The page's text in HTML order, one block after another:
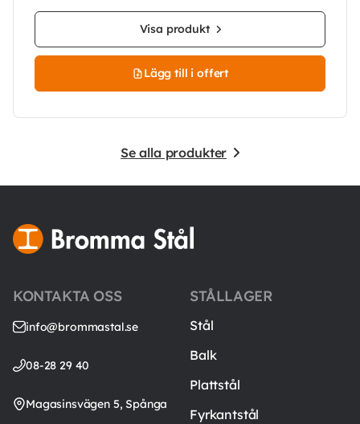
Visa produkt
Lägg till i offert
Se alla produkter
KONTAKTA OSS
info@brommastal.se
08-28 29 40
Magasinsvägen 5, Spånga
STÅLLAGER
Stål
Balk
Plattstål
Fyrkantstål